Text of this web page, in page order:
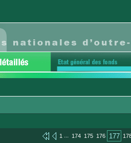
1 ... 174 175 176 177